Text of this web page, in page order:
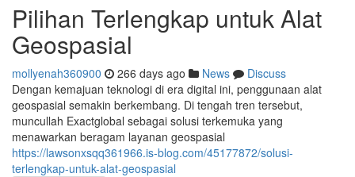
Pilihan Terlengkap untuk Alat
Geospasial
mollyenah360900 266 days ago News
Discuss
Dengan kemajuan teknologi di era digital ini, penggunaan alat
geospasial semakin berkembang. Di tengah tren tersebut,
muncullah Exactglobal sebagai solusi terkemuka yang
menawarkan beragam layanan geospasial
https://lawsonxsqq361966.is-blog.com/45177872/solusi-
terlengkap-untuk-alat-geospasial